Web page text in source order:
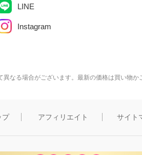
LINE
Instagram
なる場合がございます。最新の価格は買い物か
プ アフィリエイト サイト